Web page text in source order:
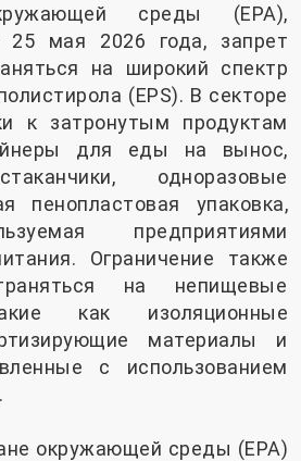
среды (EPA),
25 мая 2026 года, запрет
на широкий спектр
(EPS). В секторе
к затронутым продуктам
для еды на вынос,
одноразовые
пенопластовая упаковка,
предприятиями
Ограничение также
на непищевые
как изоляционные
материалы и
с использованием
окружающей среды (EPA)